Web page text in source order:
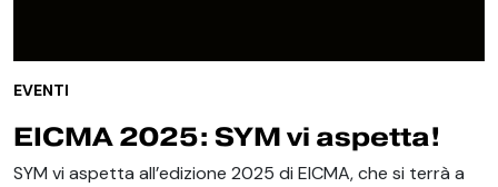
EVENTI
EICMA 2025: SYM vi aspetta!
SYM vi aspetta all’edizione 2025 di EICMA, che si terrà a